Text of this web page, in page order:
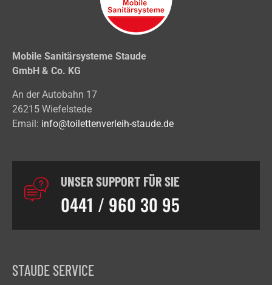
Mobile Sanitärsysteme Staude
GmbH & Co. KG
An der Autobahn 17
26215 Wiefelstede
Email: info@toilettenverleih-staude.de
UNSER SUPPORT FÜR SIE
0441 / 960 30 95
STAUDE SERVICE